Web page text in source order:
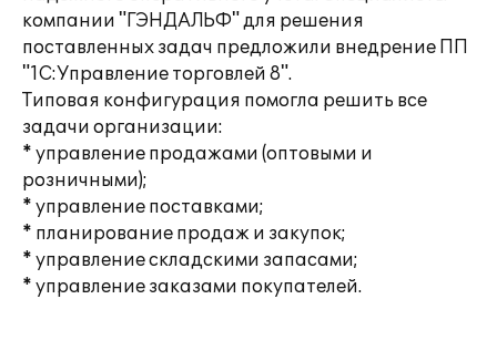
компании "ГЭНДАЛЬФ" для решения
поставленных задач предложили внедрение ПП
"1С:Управление торговлей 8".
Типовая конфигурация помогла решить все
задачи организации:
* управление продажами (оптовыми и
розничными);
* управление поставками;
* планирование продаж и закупок;
* управление складскими запасами;
* управление заказами покупателей.